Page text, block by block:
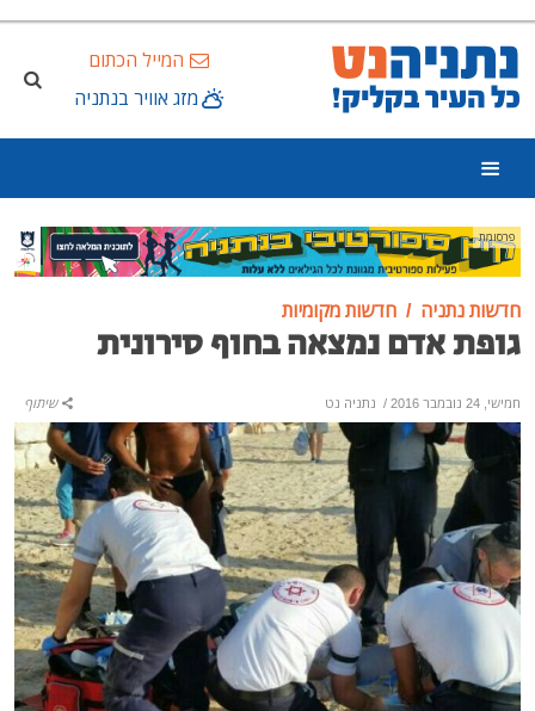
המייל הכתום
מזג אוויר בנתניה
פרסומת
חדשות נתניה חדשות מקומיות
גופת אדם נמצאה בחוף סירונית
חמישי, 24 נובמבר 2016 / נתניה נט שיתוף